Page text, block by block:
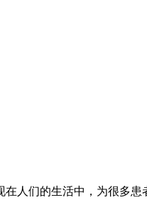
在人们的生活中，为很多